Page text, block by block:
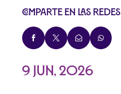
Comparte en las redes
   
9 Jun, 2026